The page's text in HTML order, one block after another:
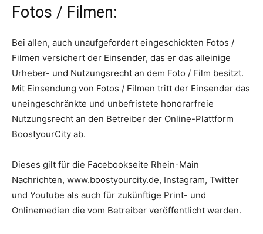
Fotos / Filmen:
Bei allen, auch unaufgefordert eingeschickten Fotos /
Filmen versichert der Einsender, das er das alleinige
Urheber- und Nutzungsrecht an dem Foto / Film besitzt.
Mit Einsendung von Fotos / Filmen tritt der Einsender das
uneingeschränkte und unbefristete honorarfreie
Nutzungsrecht an den Betreiber der Online-Plattform
BoostyourCity ab.
Dieses gilt für die Facebookseite Rhein-Main
Nachrichten, www.boostyourcity.de, Instagram, Twitter
und Youtube als auch für zukünftige Print- und
Onlinemedien die vom Betreiber veröffentlicht werden.